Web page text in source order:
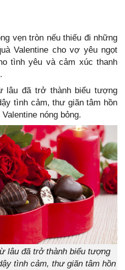
vẹn tròn nếu thiếu đi những
Valentine cho vợ yêu ngọt
tình yêu và cảm xúc thanh
lâu đã trở thành biểu tượng
tình cảm, thư giãn tâm hồn
nóng bỏng.
lâu đã trở thành biểu tượng
tình cảm, thư giãn tâm hồn